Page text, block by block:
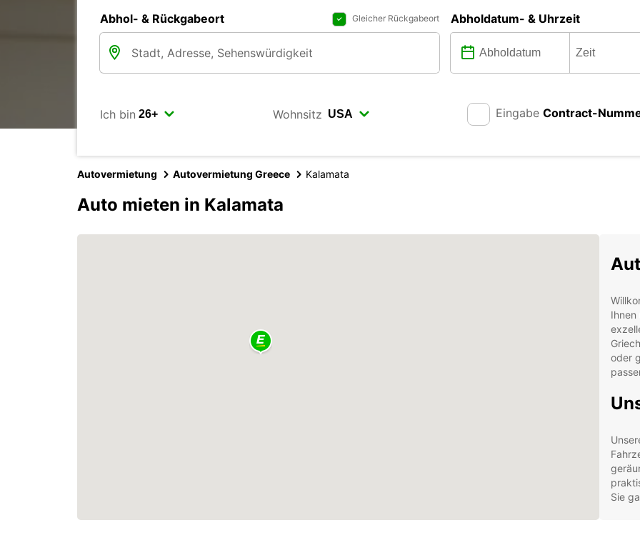
Abhol- & Rückgabeort Gleicher Rückgabeort Abholdatum- & Uhrzeit
Ich bin Wohnsitz Eingabe Contract-
Autovermietung Autovermietung Greece Kalamata
Auto mieten in Kalamata
oder
Sie